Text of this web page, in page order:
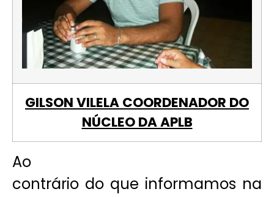
GILSON VILELA COORDENADOR DO
NÚCLEO DA APLB
Ao
contrário do que informamos na